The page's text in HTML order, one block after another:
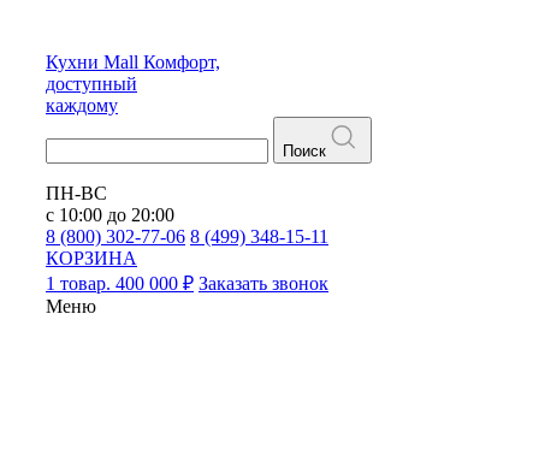
Кухни Mall Комфорт,
доступный
каждому
Поиск
ПН-ВС
с 10:00 до 20:00
8 (800) 302-77-06 8 (499) 348-15-11
КОРЗИНА
1 товар. 400 000 ₽ Заказать звонок
Меню